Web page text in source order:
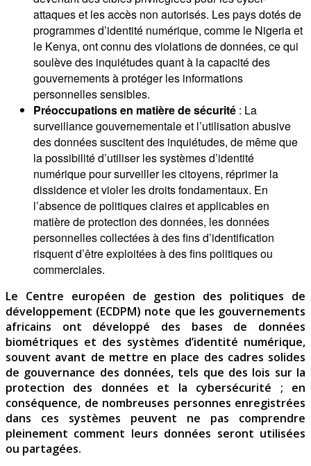
attaques et les accès non autorisés. Les pays dotés de
programmes d’identité numérique, comme le Nigeria et
le Kenya, ont connu des violations de données, ce qui
soulève des inquiétudes quant à la capacité des
gouvernements à protéger les informations
personnelles sensibles.
Préoccupations en matière de sécurité : La
surveillance gouvernementale et l’utilisation abusive
des données suscitent des inquiétudes, de même que
la possibilité d’utiliser les systèmes d’identité
numérique pour surveiller les citoyens, réprimer la
dissidence et violer les droits fondamentaux. En
l’absence de politiques claires et applicables en
matière de protection des données, les données
personnelles collectées à des fins d’identification
risquent d’être exploitées à des fins politiques ou
commerciales.
Le Centre européen de gestion des politiques de
développement (ECDPM) note que les gouvernements
africains ont développé des bases de données
biométriques et des systèmes d’identité numérique,
souvent avant de mettre en place des cadres solides
de gouvernance des données, tels que des lois sur la
protection des données et la cybersécurité ; en
conséquence, de nombreuses personnes enregistrées
dans ces systèmes peuvent ne pas comprendre
pleinement comment leurs données seront utilisées
ou partagées.